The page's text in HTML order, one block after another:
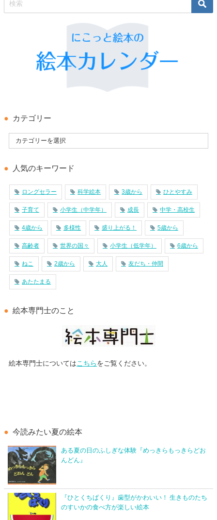
カテゴリー
人気のキーワード
ロングセラー 科学絵本 3歳から ひとやすみ
子育て 小学生（中学年） 成長 中学・高校生
4歳から 多様性 盛り上がる！ 5歳から
高齢者 世界の国々 小学生（低学年） 6歳から
ねこ 2歳から 大人 友だち・仲間
あたたまる
絵本専門士のこと
絵本専門士については こちら をご覧ください。
今読みたい夏の絵本
ある夏の日のふしぎな体験『めっきらもっきらどお
んどん』
『ひとくちぱくり』歯型がかわいい！ 生きものたち
のすいかの食べ方が楽しい絵本